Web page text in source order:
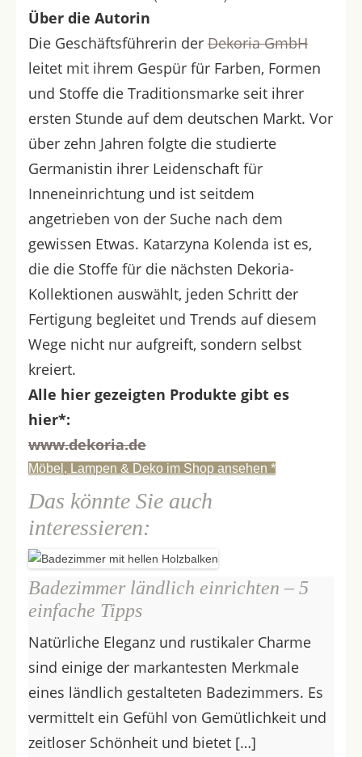
Über die Autorin
Die Geschäftsführerin der Dekoria GmbH
leitet mit ihrem Gespür für Farben, Formen
und Stoffe die Traditionsmarke seit ihrer
ersten Stunde auf dem deutschen Markt. Vor
über zehn Jahren folgte die studierte
Germanistin ihrer Leidenschaft für
Inneneinrichtung und ist seitdem
angetrieben von der Suche nach dem
gewissen Etwas. Katarzyna Kolenda ist es,
die die Stoffe für die nächsten Dekoria-
Kollektionen auswählt, jeden Schritt der
Fertigung begleitet und Trends auf diesem
Wege nicht nur aufgreift, sondern selbst
kreiert.
Alle hier gezeigten Produkte gibt es
hier*:
www.dekoria.de
Möbel, Lampen & Deko im Shop ansehen *
Das könnte Sie auch
interessieren:
Badezimmer ländlich einrichten – 5
einfache Tipps
Natürliche Eleganz und rustikaler Charme
sind einige der markantesten Merkmale
eines ländlich gestalteten Badezimmers. Es
vermittelt ein Gefühl von Gemütlichkeit und
zeitloser Schönheit und bietet […]